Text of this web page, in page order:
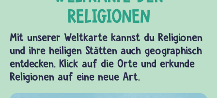
Mit unserer Weltkarte kannst du Religionen
und ihre heiligen Stätten auch geographisch
entdecken. Klick auf die Orte und erkunde
Religionen auf eine neue Art.